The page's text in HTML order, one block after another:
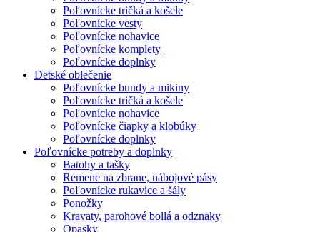
Poľovnícke tričká a košele
Poľovnícke vesty
Poľovnícke nohavice
Poľovnícke komplety
Poľovnícke doplnky
Detské oblečenie
Poľovnícke bundy a mikiny
Poľovnícke tričká a košele
Poľovnícke nohavice
Poľovnícke čiapky a klobúky
Poľovnícke doplnky
Poľovnícke potreby a doplnky
Batohy a tašky
Remene na zbrane, nábojové pásy
Poľovnícke rukavice a šály
Ponožky
Kravaty, parohové bollá a odznaky
Opasky